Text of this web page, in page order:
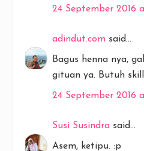
24 September 2016
adindut.com said...
Bagus henna nya,
gituan ya. Butuh
24 September 2016
Susi Susindra said...
Asem, ketipu. :p